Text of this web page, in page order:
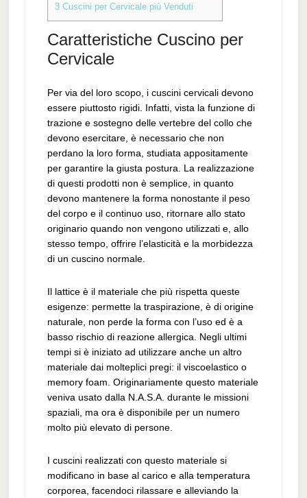
3Cuscini per Cervicale più Venduti
Caratteristiche Cuscino per
Cervicale
Per via del loro scopo, i cuscini cervicali devono
essere piuttosto rigidi. Infatti, vista la funzione di
trazione e sostegno delle vertebre del collo che
devono esercitare, è necessario che non
perdano la loro forma, studiata appositamente
per garantire la giusta postura. La realizzazione
di questi prodotti non è semplice, in quanto
devono mantenere la forma nonostante il peso
del corpo e il continuo uso, ritornare allo stato
originario quando non vengono utilizzati e, allo
stesso tempo, offrire l’elasticità e la morbidezza
di un cuscino normale.
Il lattice è il materiale che più rispetta queste
esigenze: permette la traspirazione, è di origine
naturale, non perde la forma con l’uso ed è a
basso rischio di reazione allergica. Negli ultimi
tempi si è iniziato ad utilizzare anche un altro
materiale dai molteplici pregi: il viscoelastico o
memory foam. Originariamente questo materiale
veniva usato dalla N.A.S.A. durante le missioni
spaziali, ma ora è disponibile per un numero
molto più elevato di persone.
I cuscini realizzati con questo materiale si
modificano in base al carico e alla temperatura
corporea, facendoci rilassare e alleviando la